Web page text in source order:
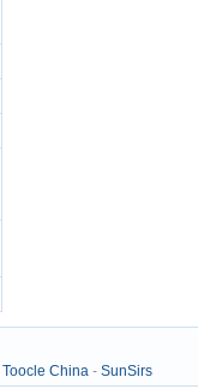
Toocle China - SunSirs